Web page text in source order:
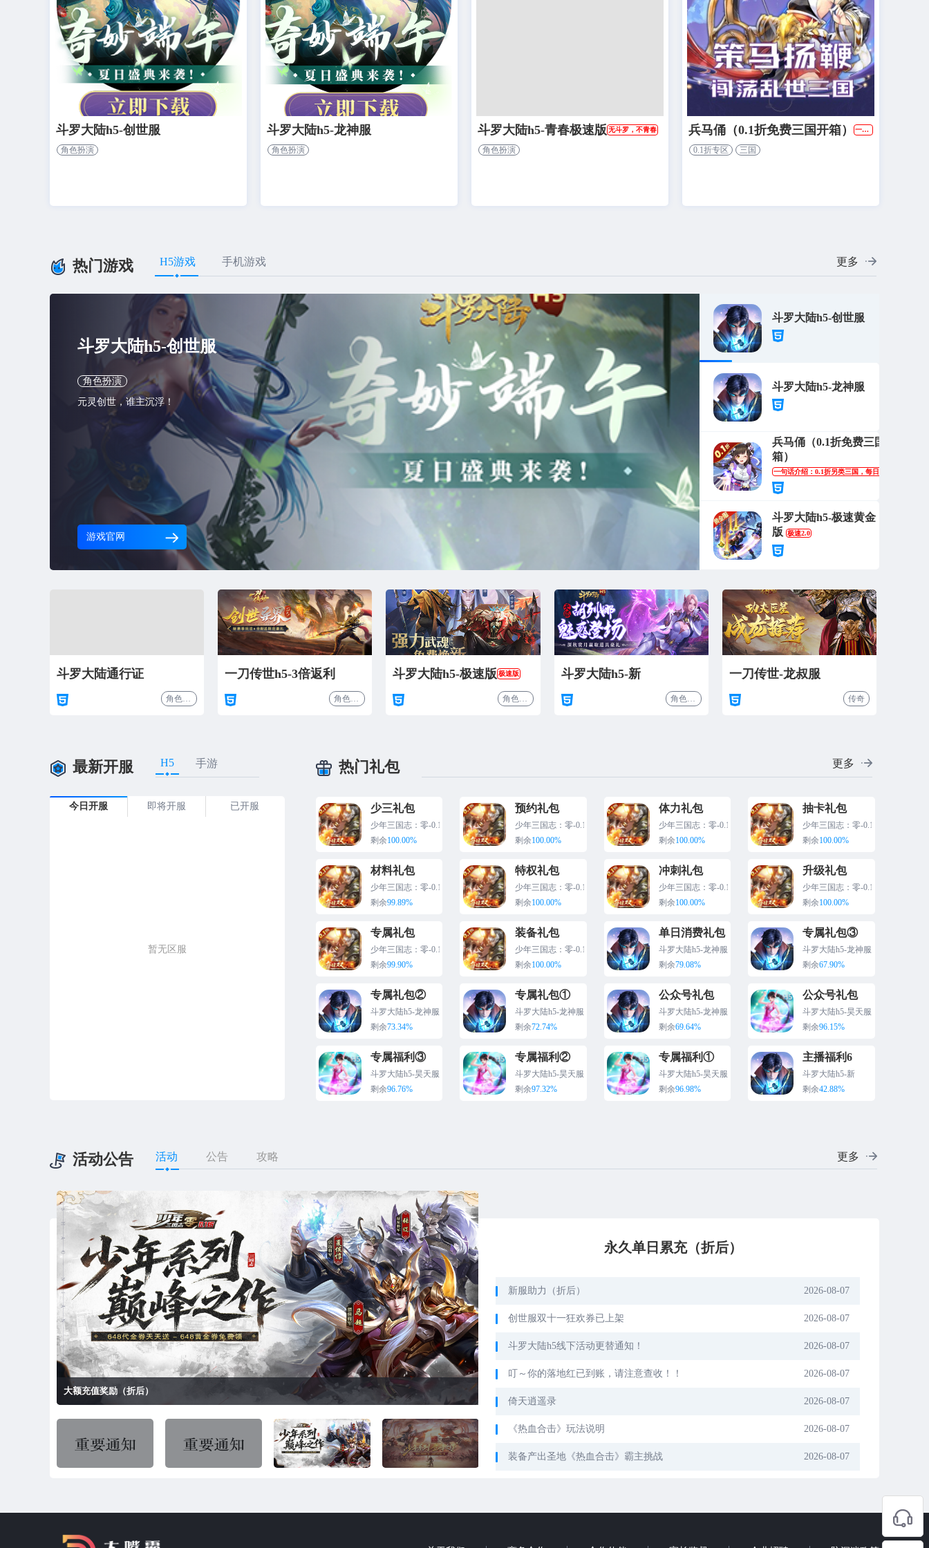
斗罗大陆h5-创世服
角色扮演
斗罗大陆h5-龙神服
角色扮演
斗罗大陆h5-青春极速版 无斗罗，不青春
角色扮演
兵马俑（0.1折免费三国开箱） 一句话介绍：0.1折另类三国，每日送代金
0.1折专区 三国
热门游戏 手机游戏
H5游戏 更多
斗罗大陆h5-创世服
角色扮演
元灵创世，谁主沉浮！
游戏官网
斗罗大陆h5-创世服
斗罗大陆h5-龙神服
兵马俑（0.1折免费三国开
箱）
一句话介绍：0.1折另类三国，每日送代金
斗罗大陆h5-极速黄金
版
极速2.0
斗罗大陆通行证
角色扮演
一刀传世h5-3倍返利
角色扮演
斗罗大陆h5-极速版极速版
角色扮演
斗罗大陆h5-新
角色扮演
一刀传世-龙叔服
传奇
最新开服 手游
H5
今日开服 即将开服 已开服
暂无区服
热门礼包 更多
少三礼包
少年三国志：零-0.1折 0.1折版
剩余100.00%
预约礼包
少年三国志：零-0.1折 0.1折版
剩余100.00%
体力礼包
少年三国志：零-0.1折 0.1折版
剩余100.00%
抽卡礼包
少年三国志：零-0.1折
剩余100.00%
材料礼包
少年三国志：零-0.1折 0.1折版
剩余99.89%
特权礼包
少年三国志：零-0.1折 0.1折版
剩余100.00%
冲刺礼包
少年三国志：零-0.1折 0.1折版
剩余100.00%
升级礼包
少年三国志：零-0.1折
剩余100.00%
专属礼包
少年三国志：零-0.1折 0.1折版
剩余99.90%
装备礼包
少年三国志：零-0.1折 0.1折版
剩余100.00%
单日消费礼包
斗罗大陆h5-龙神服
剩余79.08%
专属礼包③
斗罗大陆h5-龙神服
剩余67.90%
专属礼包②
斗罗大陆h5-龙神服
剩余73.34%
专属礼包①
斗罗大陆h5-龙神服
剩余72.74%
公众号礼包
斗罗大陆h5-龙神服
剩余69.64%
公众号礼包
斗罗大陆h5-昊天服
剩余96.15%
专属福利③
斗罗大陆h5-昊天服
剩余96.76%
专属福利②
斗罗大陆h5-昊天服
剩余97.32%
专属福利①
斗罗大陆h5-昊天服
剩余96.98%
主播福利6
斗罗大陆h5-新
剩余42.88%
活动公告 活动 公告 攻略 更多
区服冠名活动
永久单日累充（折后）
新服助力（折后） 2026-08-07
创世服双十一狂欢券已上架 2026-08-07
斗罗大陆h5线下活动更替通知！ 2026-08-07
叮～你的落地红已到账，请注意查收！！ 2026-08-07
倚天逍遥录 2026-08-07
《热血合击》玩法说明 2026-08-07
装备产出圣地《热血合击》霸主挑战 2026-08-07